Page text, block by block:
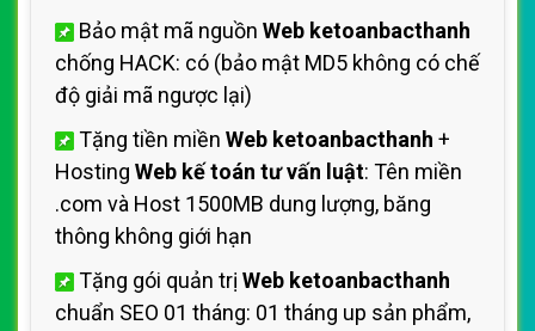
Bảo mật mã nguồn Web ketoanbacthanh
chống HACK: có (bảo mật MD5 không có chế
độ giải mã ngược lại)
Tặng tiền miền Web ketoanbacthanh +
Hosting Web kế toán tư vấn luật: Tên miền
.com và Host 1500MB dung lượng, băng
thông không giới hạn
Tặng gói quản trị Web ketoanbacthanh
chuẩn SEO 01 tháng: 01 tháng up sản phẩm,